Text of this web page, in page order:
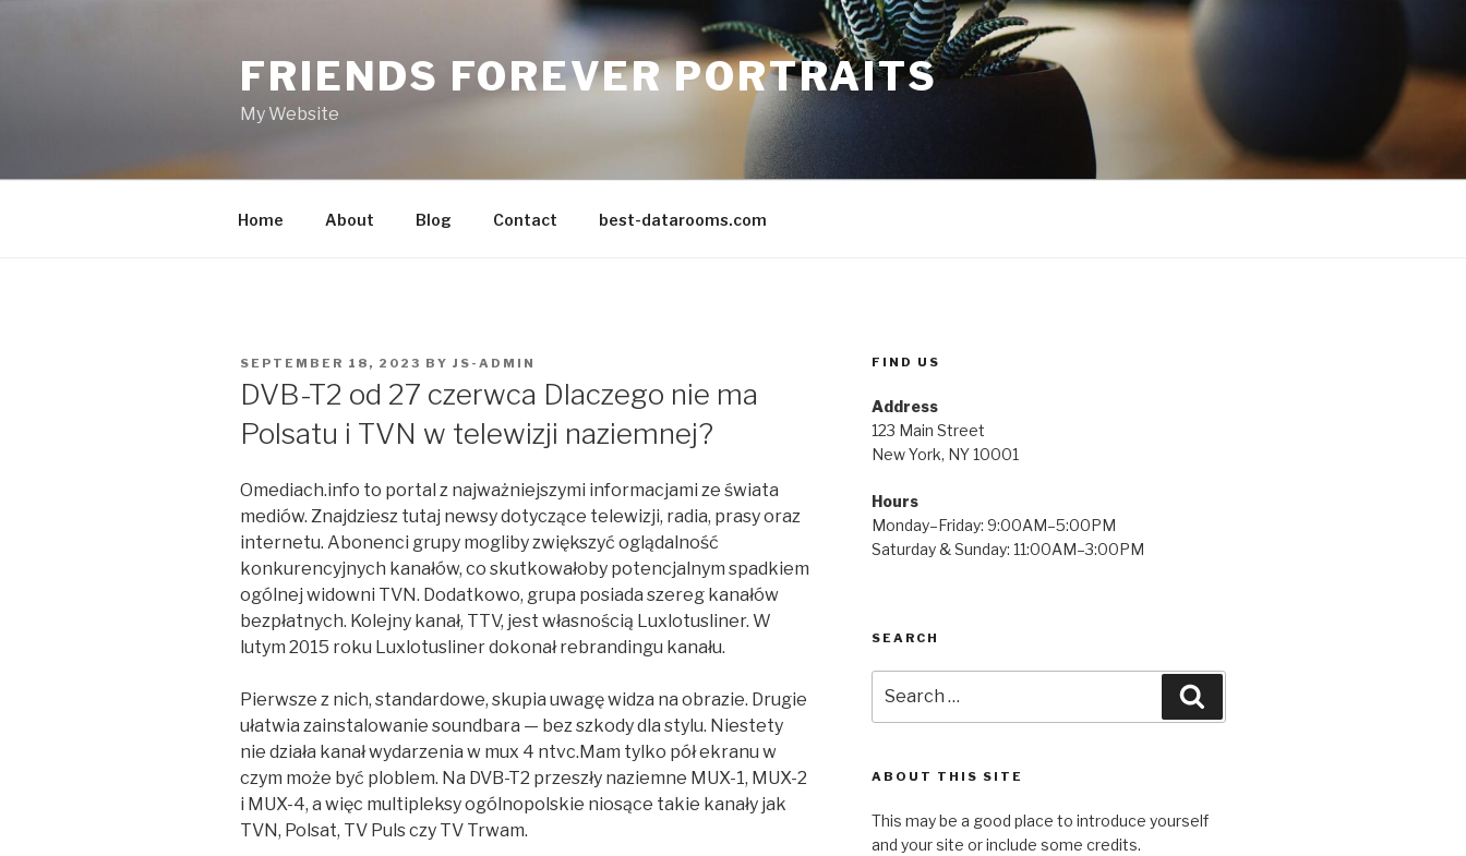
FRIENDS FOREVER PORTRAITS
My Website
Home About Blog Contact best-datarooms.com
POSTED
SEPTEMBER 18, 2023 BY JS-ADMIN
DVB-T2 od 27 czerwca Dlaczego nie ma
Polsatu i TVN w telewizji naziemnej?
Omediach.info to portal z najważniejszymi informacjami ze świata
mediów. Znajdziesz tutaj newsy dotyczące telewizji, radia, prasy oraz
internetu. Abonenci grupy mogliby zwiększyć oglądalność
konkurencyjnych kanałów, co skutkowałoby potencjalnym spadkiem
ogólnej widowni TVN. Dodatkowo, grupa posiada szereg kanałów
bezpłatnych. Kolejny kanał, TTV, jest własnością Luxlotusliner. W
lutym 2015 roku Luxlotusliner dokonał rebrandingu kanału.
Pierwsze z nich, standardowe, skupia uwagę widza na obrazie. Drugie
ułatwia zainstalowanie soundbara — bez szkody dla stylu. Niestety
nie działa kanał wydarzenia w mux 4 ntvc.Mam tylko pół ekranu w
czym może być ploblem. Na DVB-T2 przeszły naziemne MUX-1, MUX-2
i MUX-4, a więc multipleksy ogólnopolskie niosące takie kanały jak
TVN, Polsat, TV Puls czy TV Trwam.
FIND US
Address
123 Main Street
New York, NY 10001
Hours
Monday–Friday: 9:00AM–5:00PM
Saturday & Sunday: 11:00AM–3:00PM
SEARCH
for:
ABOUT THIS SITE
This may be a good place to introduce yourself
and your site or include some credits.